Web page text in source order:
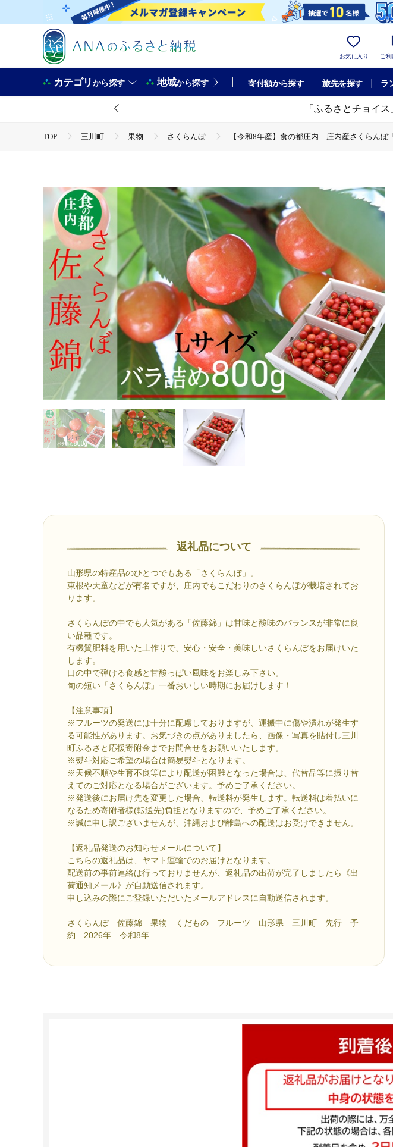
お気に入り ご利
カテゴリから探す 地域から探す 寄付額から探す 旅先を探す ラ
「ふるさとチョイ
TOP 三川町 果物 さくらんぼ 【令和8年産】食の都庄内 庄内産さくらん
返礼品について
山形県の特産品のひとつでもある「さくらんぼ」。
東根や天童などが有名ですが、庄内でもこだわりのさくらんぼが栽培されてお
ります。
さくらんぼの中でも人気がある「佐藤錦」は甘味と酸味のバランスが非常に良
い品種です。
有機質肥料を用いた土作りで、安心・安全・美味しいさくらんぼをお届けいた
します。
口の中で弾ける食感と甘酸っぱい風味をお楽しみ下さい。
旬の短い「さくらんぼ」一番おいしい時期にお届けします！
【注意事項】
※フルーツの発送には十分に配慮しておりますが、運搬中に傷や潰れが発生す
る可能性があります。お気づきの点がありましたら、画像・写真を貼付し三川
町ふるさと応援寄附金までお問合せをお願いいたします。
※熨斗対応ご希望の場合は簡易熨斗となります。
※天候不順や生育不良等により配送が困難となった場合は、代替品等に振り替
えてのご対応となる場合がございます。予めご了承ください。
※発送後にお届け先を変更した場合、転送料が発生します。転送料は着払いに
なるため寄附者様(転送先)負担となりますので、予めご了承ください。
※誠に申し訳ございませんが、沖縄および離島への配送はお受けできません。
【返礼品発送のお知らせメールについて】
こちらの返礼品は、ヤマト運輸でのお届けとなります。
配送前の事前連絡は行っておりませんが、返礼品の出荷が完了しましたら《出
荷通知メール》が自動送信されます。
申し込みの際にご登録いただいたメールアドレスに自動送信されます。
さくらんぼ 佐藤錦 果物 くだもの フルーツ 山形県 三川町 先行 予
約 2026年 令和8年